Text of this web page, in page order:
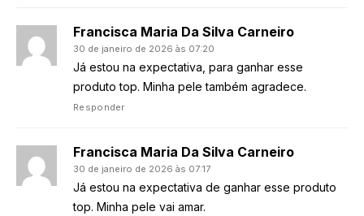
Francisca Maria Da Silva Carneiro
30 de janeiro de 2026 às 07:20
Já estou na expectativa, para ganhar esse
produto top. Minha pele também agradece.
Responder
Francisca Maria Da Silva Carneiro
30 de janeiro de 2026 às 07:17
Já estou na expectativa de ganhar esse produto
top. Minha pele vai amar.